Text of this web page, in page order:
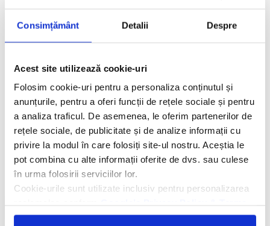
Consimțământ Detalii Despre
Acest site utilizează cookie-uri
Folosim cookie-uri pentru a personaliza conținutul și
anunțurile, pentru a oferi funcții de rețele sociale și pentru
a analiza traficul. De asemenea, le oferim partenerilor de
rețele sociale, de publicitate și de analize informații cu
privire la modul în care folosiți site-ul nostru. Aceștia le
pot combina cu alte informații oferite de dvs. sau culese
în urma folosirii serviciilor lor.
Cookie-urile sunt utilizate inclusiv pentru personalizarea
Rezerva
Marrakech, la 4 minute de mers cu masina de gara si la 6 km
distanta de Aeroportul Marrakech.
Facilitati hotel
Camere hotel